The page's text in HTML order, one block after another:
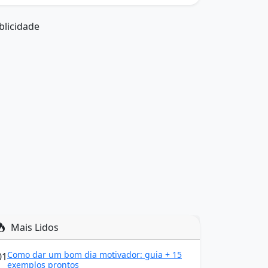
Mais Lidos
Como dar um bom dia motivador: guia + 15
exemplos prontos